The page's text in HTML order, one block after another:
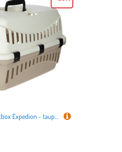
Kerbl Pet Transportbox Expedion - taupe / beige: L 45 x B 30 x H 30 cm